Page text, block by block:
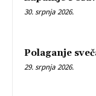
30. srpnja 2026.
Polaganje
29. srpnja 2026.